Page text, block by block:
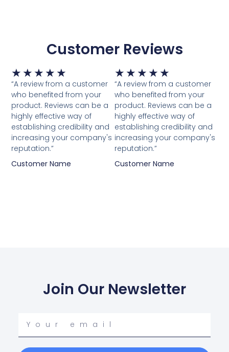
Customer Reviews
★ ★ ★ ★ ★ Waardering
5
van
5
“A review from a customer
who benefited from your
product. Reviews can be a
highly effective way of
establishing credibility and
increasing your company's
reputation.”
Customer Name
★ ★ ★ ★ ★
5
van
5
“A review from a customer
who benefited from your
product. Reviews can be a
highly effective way of
establishing credibility and
increasing your company's
reputation.”
Customer Name
Join Our Newsletter
email